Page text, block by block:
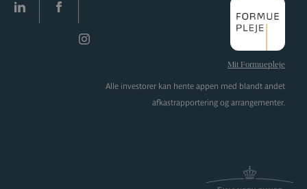
Mit Formuepleje
Alle investorer kan hente appen med blandt andet
afkastrapportering og arrangementer.